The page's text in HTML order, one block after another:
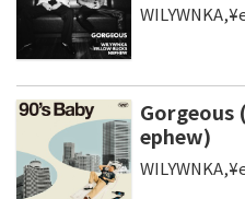
Gorgeous
ephew)